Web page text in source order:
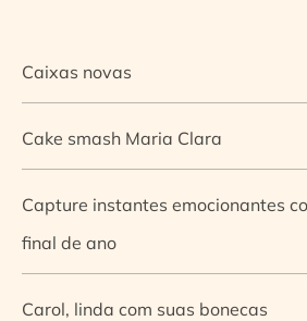
Caixas novas
Cake smash Maria Clara
Capture instantes emocionantes
final de ano
Carol, linda com suas bonecas